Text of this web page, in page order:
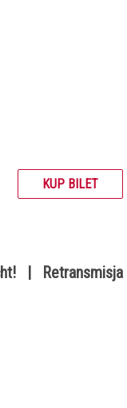
KUP BILET
| Retransmisja